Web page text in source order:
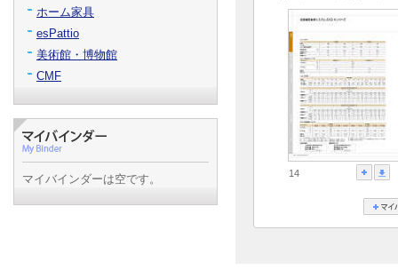
14
ホーム家具
esPattio
美術館・博物館
CMF
マイバインダーは空です。